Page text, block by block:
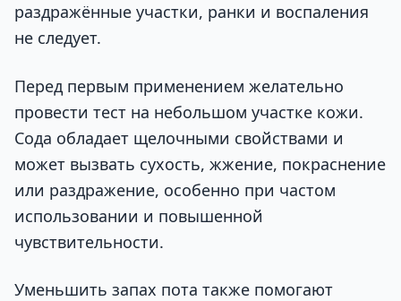
раздражённые участки, ранки и воспаления
не следует.
Перед первым применением желательно
провести тест на небольшом участке кожи.
Сода обладает щелочными свойствами и
может вызвать сухость, жжение, покраснение
или раздражение, особенно при частом
использовании и повышенной
чувствительности.
Уменьшить запах пота также помогают